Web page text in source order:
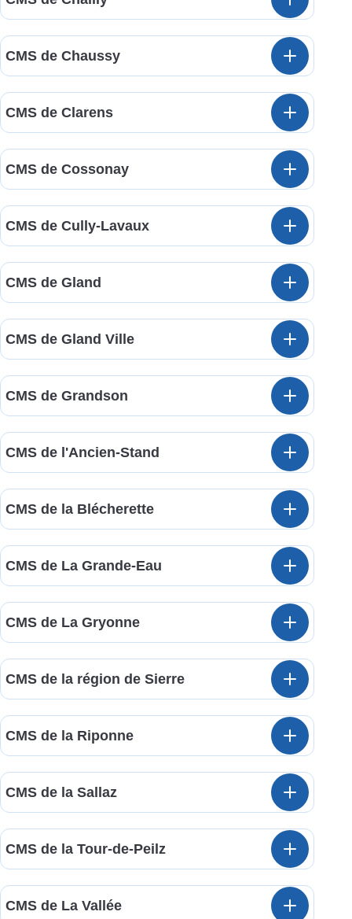
CMS de Chaussy
CMS de Clarens
CMS de Cossonay
CMS de Cully-Lavaux
CMS de Gland
CMS de Gland Ville
CMS de Grandson
CMS de l'Ancien-Stand
CMS de la Blécherette
CMS de La Grande-Eau
CMS de La Gryonne
CMS de la région de Sierre
CMS de la Riponne
CMS de la Sallaz
CMS de la Tour-de-Peilz
CMS de La Vallée